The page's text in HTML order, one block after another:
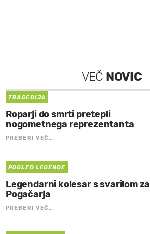
VEČ NOVIC
TRAGEDIJA
Roparji do smrti pretepli
nogometnega reprezentanta
PREBERI VEČ…
POGLED LEGENDE
Legendarni kolesar s svarilom za
Pogačarja
PREBERI VEČ…